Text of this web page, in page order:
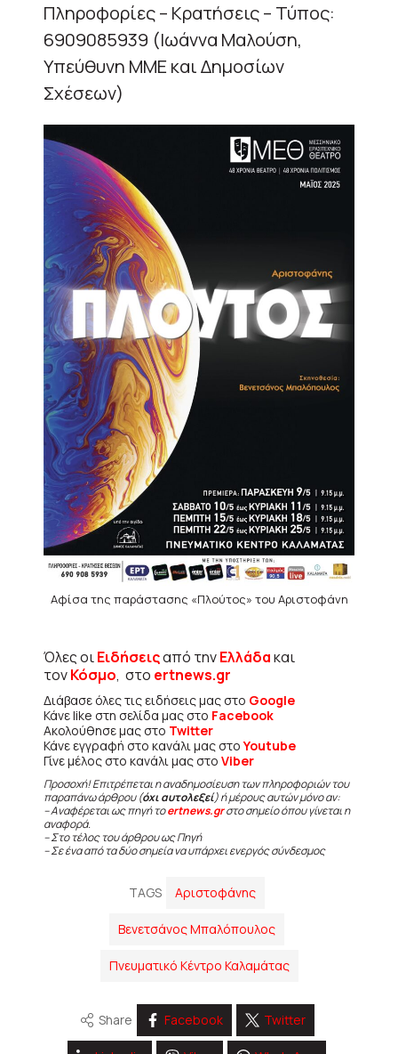
Πληροφορίες – Κρατήσεις – Τύπος:
6909085939 (Ιωάννα Μαλούση,
Υπεύθυνη ΜΜΕ και Δημοσίων
Σχέσεων)
Αφίσα της παράστασης «Πλούτος» του Αριστοφάνη
Όλες οιΕιδήσειςαπό τηνΕλλάδακαι
τονΚόσμο, στο ertnews.gr
Διάβασε όλες τις ειδήσεις μας στο Google
Κάνε like στη σελίδα μας στο Facebook
Ακολούθησε μας στο Twitter
Κάνε εγγραφή στο κανάλι μας στοYoutube
Γίνε μέλος στο κανάλι μας στο Viber
Προσοχή! Επιτρέπεται η αναδημοσίευση των πληροφοριών του
παραπάνω άρθρου (όχι αυτολεξεί) ή μέρους αυτών μόνο αν:
– Αναφέρεται ως πηγή τοertnews.grστο σημείο όπου γίνεται η
αναφορά.
– Στο τέλος του άρθρου ως Πηγή
– Σε ένα από τα δύο σημεία να υπάρχει ενεργός σύνδεσμος
TAGS Αριστοφάνης
Βενετσάνος Μπαλόπουλος
Πνευματικό Κέντρο Καλαμάτας
Share Facebook Twitter